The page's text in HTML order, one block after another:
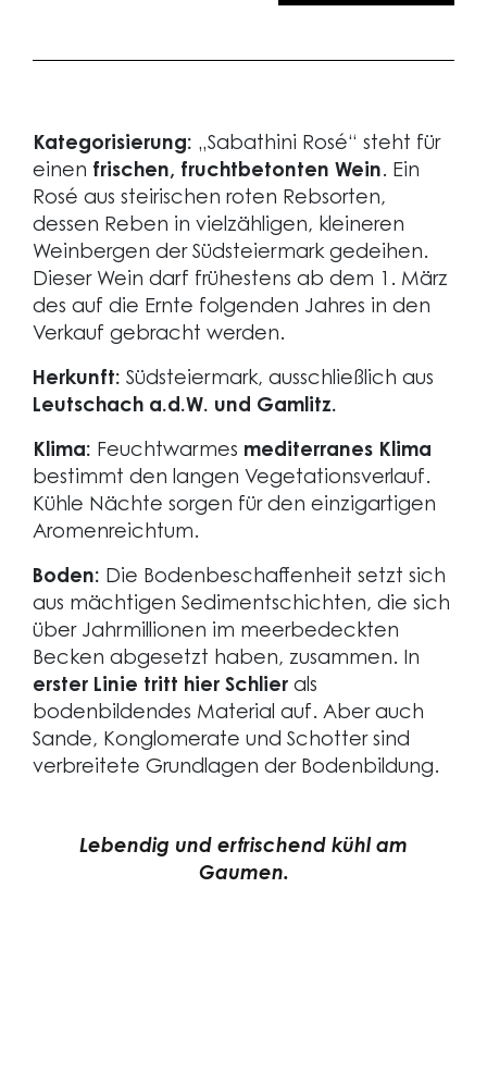
Kategorisierung: „Sabathini Rosé“ steht für
einen frischen, fruchtbetonten Wein. Ein
Rosé aus steirischen roten Rebsorten,
dessen Reben in vielzähligen, kleineren
Weinbergen der Südsteiermark gedeihen.
Dieser Wein darf frühestens ab dem 1. März
des auf die Ernte folgenden Jahres in den
Verkauf gebracht werden.
Herkunft: Südsteiermark, ausschließlich aus
Leutschach a.d.W. und Gamlitz.
Klima: Feuchtwarmes mediterranes Klima
bestimmt den langen Vegetationsverlauf.
Kühle Nächte sorgen für den einzigartigen
Aromenreichtum.
Boden: Die Bodenbeschaffenheit setzt sich
aus mächtigen Sedimentschichten, die sich
über Jahrmillionen im meerbedeckten
Becken abgesetzt haben, zusammen. In
erster Linie tritt hier Schlier als
bodenbildendes Material auf. Aber auch
Sande, Konglomerate und Schotter sind
verbreitete Grundlagen der Bodenbildung.
Lebendig und erfrischend kühl am
Gaumen.